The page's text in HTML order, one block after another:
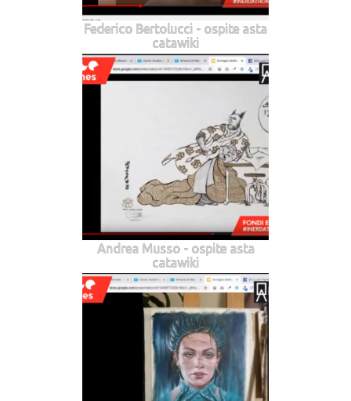
Federico Bertolucci - ospite asta
catawiki
Andrea Musso - ospite asta
catawiki